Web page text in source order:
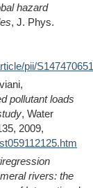
hazard
, J. Phys.
pii/
pollutant loads
, Water
2009,
rivers: the